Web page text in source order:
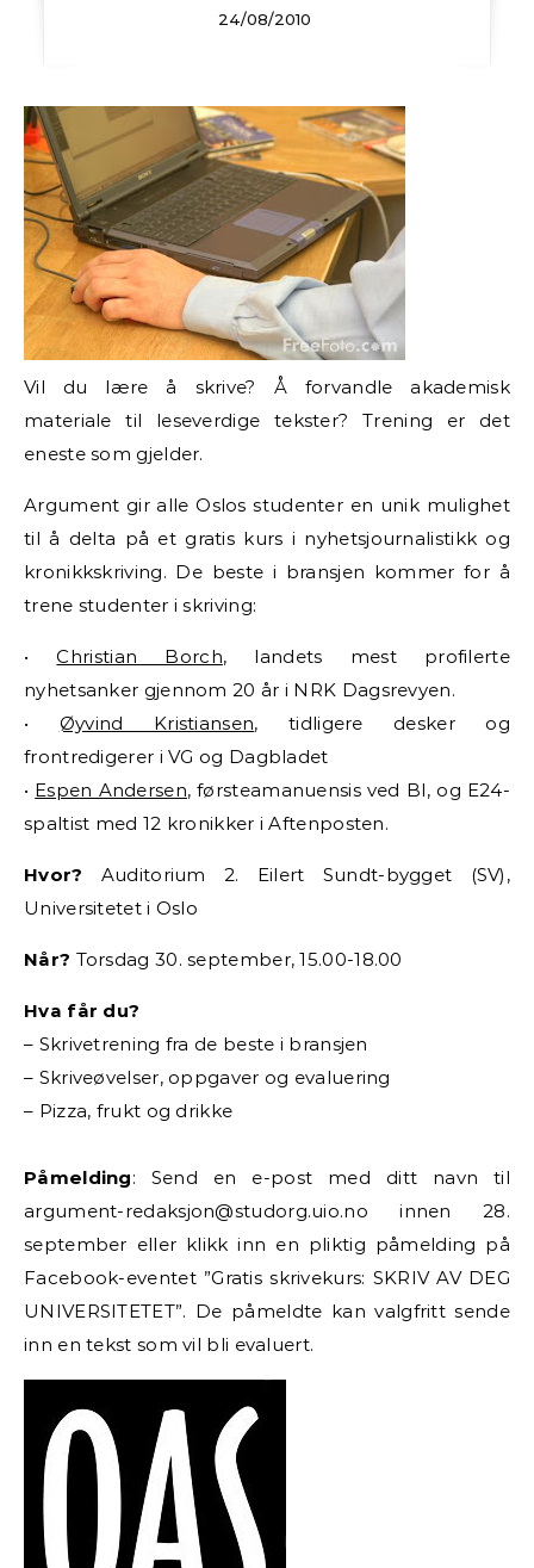
24/08/2010
Vil du lære å skrive? Å forvandle akademisk
materiale til leseverdige tekster? Trening er det
eneste som gjelder.
Argument gir alle Oslos studenter en unik mulighet
til å delta på et gratis kurs i nyhetsjournalistikk og
kronikkskriving. De beste i bransjen kommer for å
trene studenter i skriving:
•Christian Borch, landets mest profilerte
nyhetsanker gjennom 20 år i NRK Dagsrevyen.
• Øyvind Kristiansen, tidligere desker og
frontredigerer i VG og Dagbladet
• Espen Andersen, førsteamanuensis ved BI, og E24-
spaltist med 12 kronikker i Aftenposten.
Hvor? Auditorium 2. Eilert Sundt-bygget (SV),
Universitetet i Oslo
Når? Torsdag 30. september, 15.00-18.00
Hva får du?
– Skrivetrening fra de beste i bransjen
– Skriveøvelser, oppgaver og evaluering
– Pizza, frukt og drikke
Påmelding: Send en e-post med ditt navn til
argument-redaksjon@studorg.uio.no innen 28.
september eller klikk inn en pliktig påmelding på
Facebook-eventet ”Gratis skrivekurs: SKRIV AV DEG
UNIVERSITETET”. De påmeldte kan valgfritt sende
inn en tekst som vil bli evaluert.